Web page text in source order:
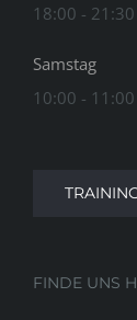
18:00 -
Samstag
10:00 -
FINDE UNS